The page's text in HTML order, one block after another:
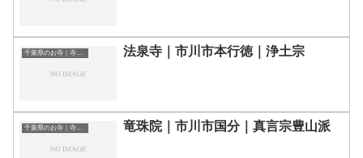
千葉県のお寺｜寺院一覧 法泉寺｜市川市本行徳｜浄土宗
千葉県のお寺｜寺院一覧 竜珠院｜市川市国分｜真言宗豊山派